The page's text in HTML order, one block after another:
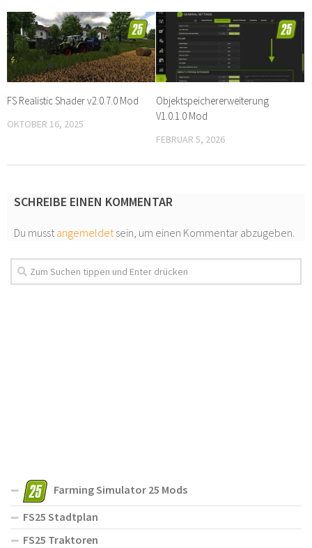
FS Realistic Shader v2.0.7.0 Mod
OKTOBER 16, 2025
Objektspeichererweiterung
V1.0.1.0 Mod
FEBRUAR 5, 2026
SCHREIBE EINEN KOMMENTAR
Du musstangemeldetsein, um einen Kommentar abzugeben.
Farming Simulator 25 Mods
FS25 Stadtplan
FS25 Traktoren